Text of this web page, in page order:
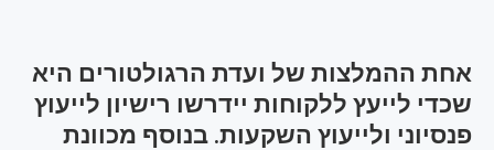
אחת ההמלצות של ועדת הרגולטורים היא
שכדי לייעץ ללקוחות יידרשו רישיון לייעוץ
פנסיוני ולייעוץ השקעות. בנוסף מכוונת